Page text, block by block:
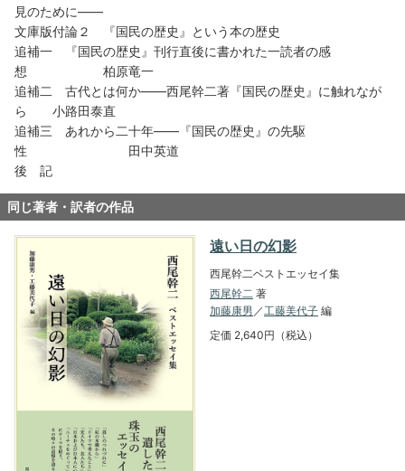
見のために――
文庫版付論２ 『国民の歴史』という本の歴史
追補一 『国民の歴史』刊行直後に書かれた一読者の感
想 柏原竜一
追補二 古代とは何か――西尾幹二著『国民の歴史』に触れなが
ら 小路田泰直
追補三 あれから二十年――『国民の歴史』の先駆
性 田中英道
後 記
同じ著者・訳者の作品
遠い日の幻影
西尾幹二ベストエッセイ集
西尾幹二 著
加藤康男 ／ 工藤美代子 編
定価 2,640円（税込）